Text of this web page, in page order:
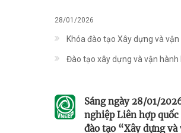
28/01/2026
Khóa đào tạo Xây dựng và
Đào tạo xây dựng và vận hành
Sáng ngày 28/01/
nghiệp Liên hợp
đào tạo “Xây dựng